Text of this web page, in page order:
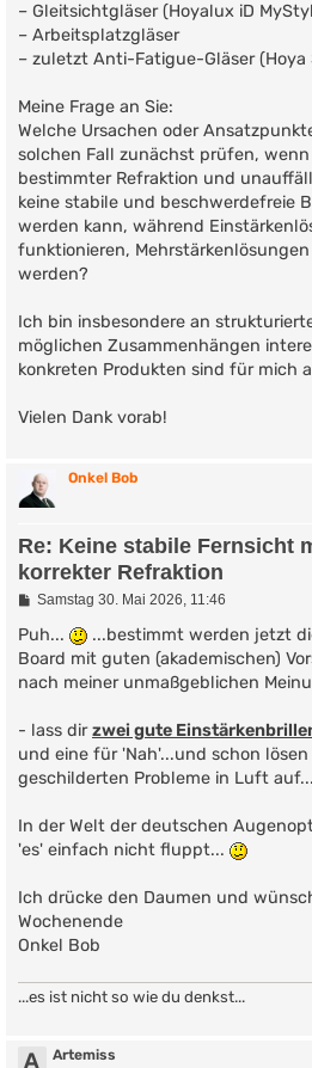
– Gleitsichtgläser (Hoyalux iD
– Arbeitsplatzgläser
– zuletzt Anti-Fatigue-Gläser (Hoya
Meine Frage an Sie:
Welche Ursachen oder
solchen Fall zunächst prüfen,
bestimmter Refraktion und
keine stabile und beschwerdefreie
werden kann, während
funktionieren,
werden?
Ich bin insbesondere an
möglichen Zusammenhängen
konkreten Produkten sind für mich
Vielen Dank vorab!
Onkel Bob
Re: Keine stabile Fernsicht
korrekter Refraktion
B
i
r
a
Samstag 30. Mai 2026, 11:46
Puh...
...bestimmt werden jetzt
Board mit guten (akademischen)
nach meiner unmaßgeblichen
- lass dirzwei gute
und eine für 'Nah'...und schon
geschilderten Probleme in Luft auf...
In der Welt der deutschen
'es' einfach nicht fluppt...
Ich drücke den Daumen und
Wochenende
Onkel Bob
...es ist nicht so wie du denkst...
A Artemiss